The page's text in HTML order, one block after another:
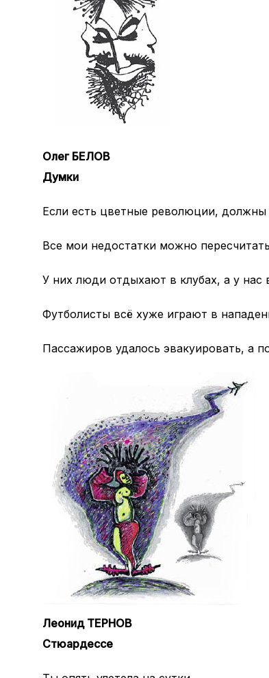
Олег БЕЛОВ
Думки
Если есть цветные революции,
Все мои недостатки можно
У них люди отдыхают в клубах, а у нас
Футболисты всё хуже играют в
Пассажиров удалось эвакуировать, а
Леонид ТЕРНОВ
Стюардессе